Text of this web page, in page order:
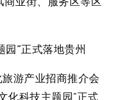
”正式落地贵州
游产业招商推介会
化科技主题园”正式